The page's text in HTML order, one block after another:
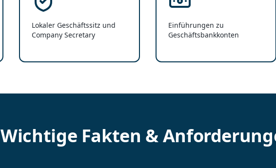
Lokaler Geschäftssitz und
Company Secretary
Einführungen zu
Geschäftsbankkonten
Wichtige Fakten &